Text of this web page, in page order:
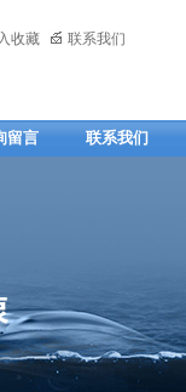
收藏 联系我们
留言 联系我们